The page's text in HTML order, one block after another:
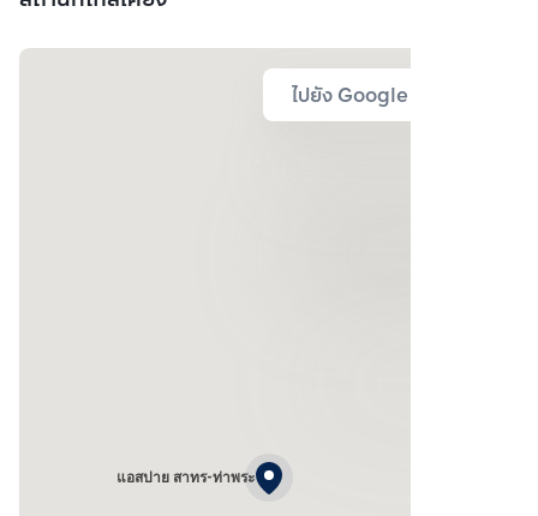
ไปยัง Google Map
แอสปาย สาทร-ท่าพระ